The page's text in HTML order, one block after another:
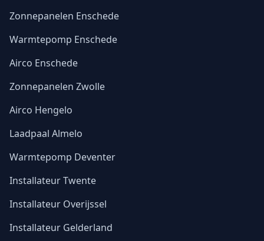
Zonnepanelen Enschede
Warmtepomp Enschede
Airco Enschede
Zonnepanelen Zwolle
Airco Hengelo
Laadpaal Almelo
Warmtepomp Deventer
Installateur Twente
Installateur Overijssel
Installateur Gelderland